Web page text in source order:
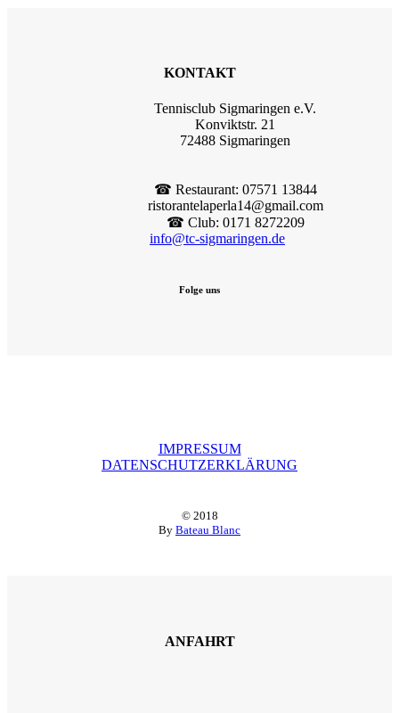
KONTAKT
Tennisclub Sigmaringen e.V.
Konviktstr. 21
72488 Sigmaringen
☎︎ Restaurant: 07571 13844
ristorantelaperla14@gmail.com
☎︎ Club: 0171 8272209
info@tc-sigmaringen.de
Folge uns
IMPRESSUM
DATENSCHUTZERKLÄRUNG
© 2018
By Bateau Blanc
ANFAHRT